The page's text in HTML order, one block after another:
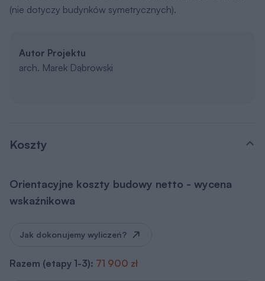
(nie dotyczy budynków symetrycznych).
Autor Projektu
arch. Marek Dąbrowski
Koszty
Orientacyjne koszty budowy netto - wycena
wskaźnikowa
Jak dokonujemy wyliczeń?
Razem (etapy 1-3): 71 900 zł